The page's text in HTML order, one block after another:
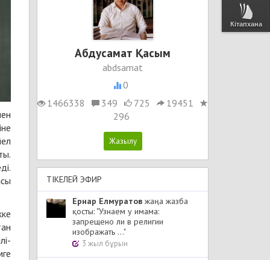
Кітапхана
Абдусамат Қасым
abdsamat
0
1466338
349 725
19451
296
ТІКЕЛЕЙ ЭФИР
Ернар Елмуратов жаңа жазба
қосты: "Узнаем у имама:
запрещено ли в религии
изображать ..."
3 жыл бұрын